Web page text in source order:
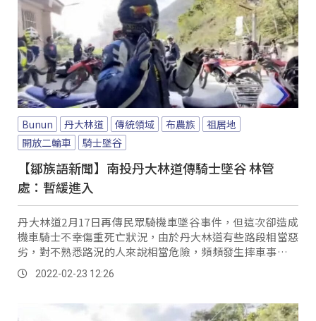
Bunun 丹大林道 傳統領域 布農族
祖居地
開放二輪車
騎士墜谷
【鄒族語新聞】南投丹大林道傳騎士墜谷 林管
處：暫緩進入
丹大林道2月17日再傳民眾騎機車墜谷事件，但這次卻造成
機車騎士不幸傷重死亡狀況，由於丹大林道有些路段相當惡
劣，對不熟悉路況的人來說相當危險，頻頻發生摔車事件，
更讓當地民眾質疑林道開放是否合宜。
2022-02-23 12:26